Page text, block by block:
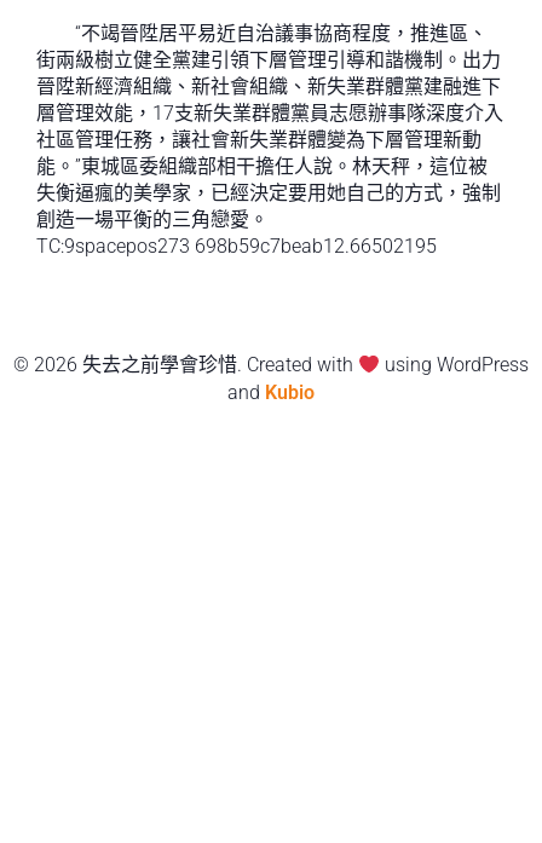
“不竭晉陞居平易近自治議事協商程度，推進區、
街兩級樹立健全黨建引領下層管理引導和諧機制。出力
晉陞新經濟組織、新社會組織、新失業群體黨建融進下
層管理效能，17支新失業群體黨員志愿辦事隊深度介入
社區管理任務，讓社會新失業群體變為下層管理新動
能。”東城區委組織部相干擔任人說。林天秤，這位被
失衡逼瘋的美學家，已經決定要用她自己的方式，強制
創造一場平衡的三角戀愛。
TC:9spacepos273 698b59c7beab12.66502195
© 2026 失去之前學會珍惜. Created with
using WordPress
and Kubio